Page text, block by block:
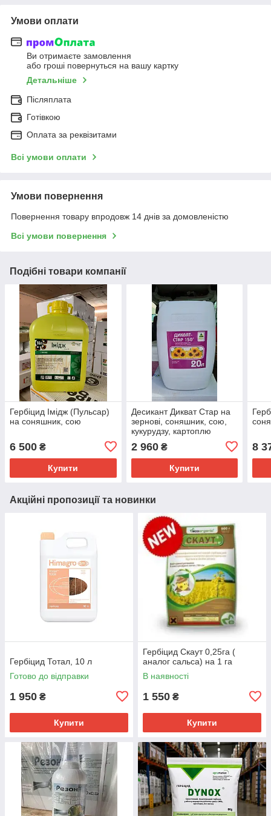
Умови оплати
Ви отримаєте замовлення
або гроші повернуться на вашу картку
Детальніше
Післяплата
Готівкою
Оплата за реквізитами
Всі умови оплати
Умови повернення
Повернення товару впродовж 14 днів за домовленістю
Всі умови повернення
Подібні товари компанії
Гербіцид Імідж (Пульсар)
на соняшник, сою
6 500 ₴
Купити
Десикант Дикват Стар на
зернові, соняшник, сою,
кукурудзу, картоплю
2 960₴
Купити
8
Акційні пропозиції та новинки
Гербіцид Тотал, 10 л
Готово до відправки
1 950 ₴
Купити
Гербіцид Скаут 0,25га (
аналог сальса) на 1 га
В наявності
1 550 ₴
Купити